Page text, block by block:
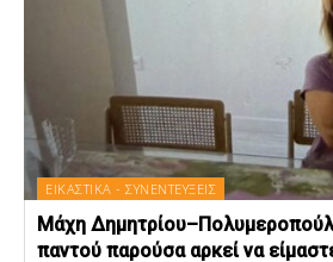
ΕΙΚΑΣΤΙΚΑ - ΣΥΝΕΝΤΕΥΞΕΙΣ
Μάχη
παντού παρούσα αρκεί να